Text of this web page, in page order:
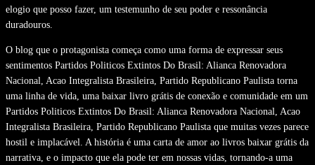
elogio que posso fazer, um testemunho de seu poder e ressonância
duradouros.
O blog que o protagonista começa como uma forma de expressar seus
sentimentos Partidos Politicos Extintos Do Brasil: Alianca Renovadora
Nacional, Acao Integralista Brasileira, Partido Republicano Paulista torna
uma linha de vida, uma baixar livro grátis de conexão e comunidade em um
Partidos Politicos Extintos Do Brasil: Alianca Renovadora Nacional, Acao
Integralista Brasileira, Partido Republicano Paulista que muitas vezes parece
hostil e implacável. A história é uma carta de amor ao livros baixar grátis da
narrativa, e o impacto que ela pode ter em nossas vidas, tornando-a uma